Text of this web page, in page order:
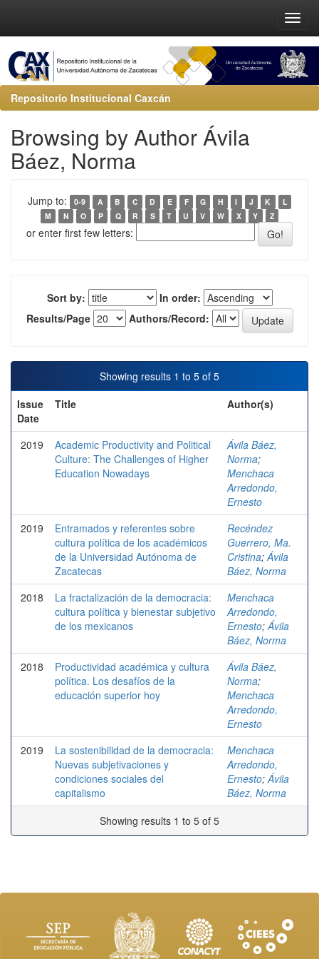
Repositorio Institucional Caxcán
Browsing by Author Ávila
Báez, Norma
Jump to: 0-9 A B C D E F G H I J K
L
M
N O P Q R S T U V W X Y Z
or enter first few letters:
Sort by:
In order:
Results/Page
Authors/Record:
Showing results 1 to 5 of 5
Issue
Date
Title Author(s)
2019
Academic Productivity and Political
Culture: The Challenges of Higher
Education Nowadays
Ávila Báez,
Norma;
Menchaca
Arredondo,
Ernesto
2019
Entramados y referentes sobre
cultura política de los académicos
de la Universidad Autónoma de
Zacatecas
Recéndez
Guerrero, Ma.
Cristina; Ávila
Báez, Norma
2018
La fractalización de la democracia:
cultura política y bienestar subjetivo
de los mexicanos
Menchaca
Arredondo,
Ernesto; Ávila
Báez, Norma
2018
Productividad académica y cultura
política. Los desafíos de la
educación superior hoy
Ávila Báez,
Norma;
Menchaca
Arredondo,
Ernesto
2019
La sostenibilidad de la democracia:
Nuevas subjetivaciones y
condiciones sociales del
capitalismo
Menchaca
Arredondo,
Ernesto; Ávila
Báez, Norma
Showing results 1 to 5 of 5